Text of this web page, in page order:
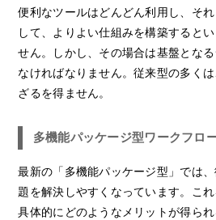
便利なツールはどんどん利用し、そ
して、よりよい仕組みを構築すると
せん。しかし、その場合は基盤とな
なければなりません。従来型の多く
ざるを得ません。
多機能パッケージ型ワークフロ
最新の「多機能パッケージ型」では
題を解決しやすくなっています。これ
具体的にどのようなメリットが得られ